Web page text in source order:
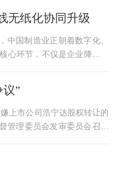
无纸化协同升级
中国制造业正朝着数字化、
心环节，不仅是企业降本增
”
上市公司浩宁达股权转让的
管理委员会发审委员会召开